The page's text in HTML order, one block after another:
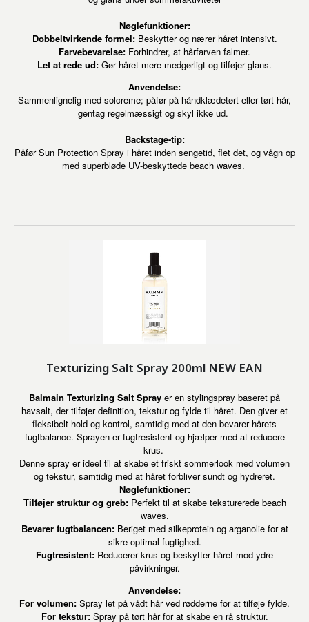
Nøglefunktioner:
Dobbeltvirkende formel:Beskytter og nærer håret intensivt.
Farvebevarelse: Forhindrer, at hårfarven falmer.
Let at rede ud: Gør håret mere medgørligt og tilføjer glans.
Anvendelse:
Sammenlignelig med solcreme; påfør på håndklædetørt eller tørt hår,
gentag regelmæssigt og skyl ikke ud.
Backstage-tip:
Påfør Sun Protection Spray i håret inden sengetid, flet det, og vågn op
med superbløde UV-beskyttede beach waves.
Texturizing Salt Spray 200ml NEW EAN
Balmain Texturizing Salt Spray er en stylingspray baseret på
havsalt, der tilføjer definition, tekstur og fylde til håret. Den giver et
fleksibelt hold og kontrol, samtidig med at den bevarer hårets
fugtbalance. Sprayen er fugtresistent og hjælper med at reducere
krus.
Denne spray er ideel til at skabe et friskt sommerlook med volumen
og tekstur, samtidig med at håret forbliver sundt og hydreret.
Nøglefunktioner:
Tilføjer struktur og greb:Perfekt til at skabe teksturerede beach
waves.
Bevarer fugtbalancen:Beriget med silkeprotein og arganolie for at
sikre optimal fugtighed.
Fugtresistent: Reducerer krus og beskytter håret mod ydre
påvirkninger.
Anvendelse:
For volumen: Spray let på vådt hår ved rødderne for at tilføje fylde.
For tekstur:Spray på tørt hår for at skabe en rå struktur.